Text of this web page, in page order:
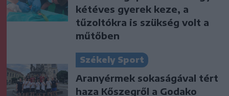
kétéves gyerek keze, a
tűzoltókra is szükség volt a
műtőben
Székely Sport
Aranyérmek sokaságával tért
haza Kőszegről a Godako